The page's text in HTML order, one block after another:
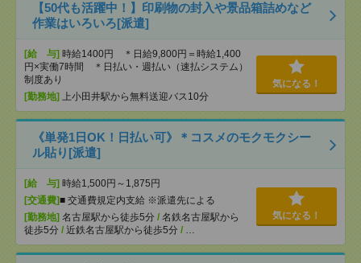
【50代も活躍中！】印刷物の封入や景品箱詰めなど
作業はいろいろ[派遣]
[給 与] 時給1400円 ＊日給9,800円＝時給1,400
円×実働7時間 ＊日払い・週払い（速払システム）
制度あり
[勤務地] 上小田井駅から無料送迎バス10分
気になる！
《単発1日OK！日払い可》＊コスメのモクモクシー
ル貼り[派遣]
[給 与] 時給1,500円～1,875円
[交通費]■ 交通費規定内支給 ※派遣先による
[勤務地] 名古屋駅から徒歩5分 / 名鉄名古屋駅から
徒歩5分 / 近鉄名古屋駅から徒歩5分 / …
気になる！